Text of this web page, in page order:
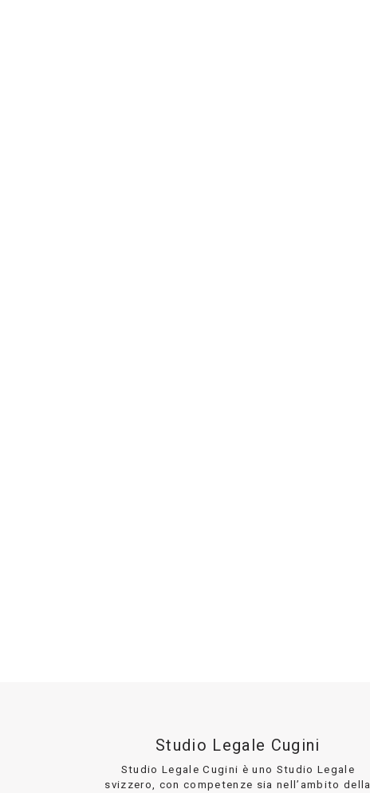
Studio Legale Cugini
Studio Legale Cugini è uno Studio Legale
svizzero, con competenze sia nell’ambito della